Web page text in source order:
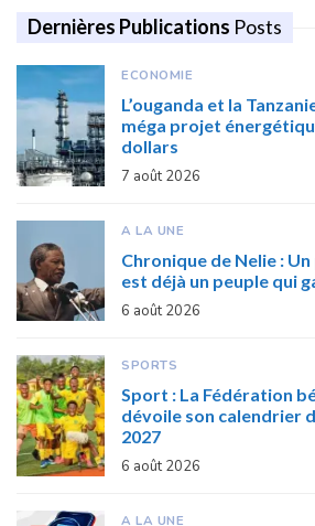
Dernières Publications Posts
ECONOMIE
L’ouganda et la
méga projet
dollars
7 août 2026
A LA UNE
Chronique de Nelie :
est déjà un peuple qui
6 août 2026
SPORTS
Sport : La Fédération
dévoile son calendrier
2027
6 août 2026
A LA UNE